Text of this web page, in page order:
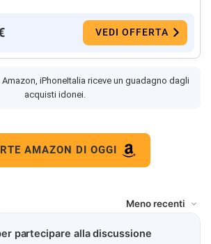
VEDI OFFERTA
iPhoneItalia riceve un guadagno dagli
acquisti idonei.
AMAZON DI OGGI
partecipare alla discussione